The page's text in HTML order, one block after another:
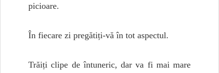
picioare.
În fiecare zi pregătiți-vă în tot aspectul.
Trăiți clipe de întuneric, dar va fi mai mare